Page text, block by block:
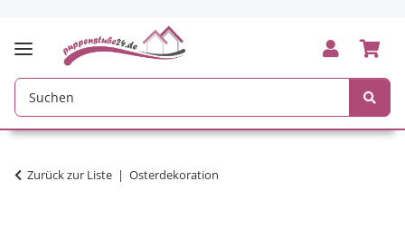
Zurück zur Liste Osterdekoration